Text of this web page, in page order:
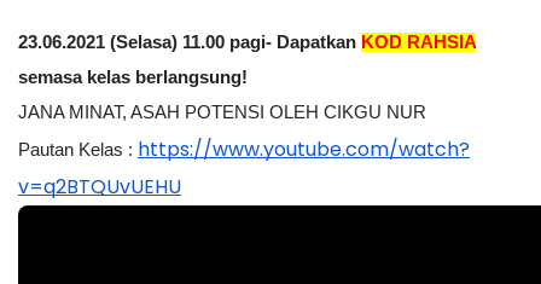
23.06.2021 (Selasa) 11.00 pagi- Dapatkan KOD RAHSIA
semasa kelas berlangsung!
JANA MINAT, ASAH POTENSI OLEH CIKGU NUR
Pautan Kelas : https://www.youtube.com/watch?
v=q2BTQUvUEHU